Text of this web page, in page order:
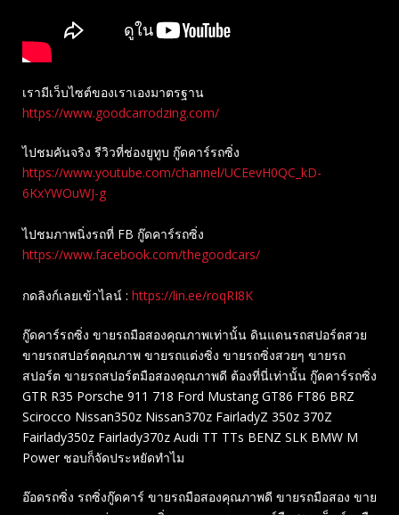
เรามีเว็บไซต์ของเราเองมาตรฐาน
https://www.goodcarrodzing.com/
ไปชมคันจริง รีวิวที่ช่องยู​ทูบ​ กู๊ดคาร์รถซิ่ง
https://www.youtube.com/channel/UCEevH0QC_kD-
6KxYWOuWJ-g
ไปชมภาพนิ่งรถที่ FB กู๊ดคาร์รถซิ่ง
https://www.facebook.com/thegoodcars/
กดลิงก์เลยเข้าไลน์ : https://lin.ee/roqRI8K
กู๊ดคาร์รถซิ่ง ขายรถมือสองคุณภาพเท่านั้น ดินแดนรถสปอร์ตสวย
ขายรถสปอร์ตคุณภาพ ขายรถแต่งซิ่ง ขายรถซิ่งสวยๆ ขายรถ
สปอร์ต ขายรถสปอร์ตมือสองคุณภาพดี ต้องที่นี่เท่านั้น กู๊ดคาร์รถซิ่ง
GTR R35 Porsche 911 718 Ford Mustang GT86 FT86 BRZ
Scirocco Nissan350z Nissan370z FairladyZ 350z 370Z
Fairlady350z Fairlady370z Audi TT TTs BENZ SLK BMW M
Power ชอบก็จัดประหยัดทำไม
อ๊อดรถซิ่ง รถซิ่งกู๊ดคาร์ ขายรถมือสองคุณภาพดี ขายรถมือสอง ขาย